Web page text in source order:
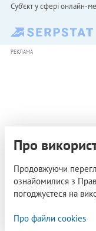
Cуб'єкт у сфері онлайн-
РЕКЛАМА
Про
Продовжуючи
ознайомилися з
погоджуєтеся на
Про файли cookies